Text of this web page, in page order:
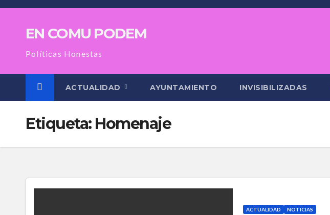
Saltar
contenidoEN COMU PODEM
Políticas Honestas
ACTUALIDAD AYUNTAMIENTO INVISIBILIZADAS
Etiqueta: Homenaje
ACTUALIDAD NOTICIAS